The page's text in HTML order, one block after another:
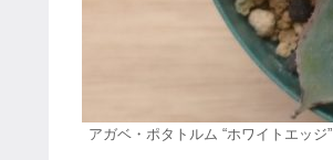
アガベ・ポタトルム “ホワイトエッジ”